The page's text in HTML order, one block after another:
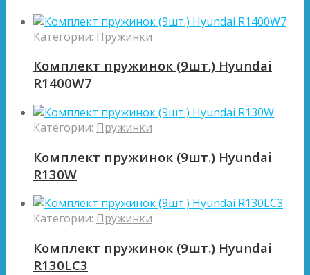
Категории: Пружинки
Комплект пружинок (9шт.) Hyundai
R1400W7
Категории: Пружинки
Комплект пружинок (9шт.) Hyundai
R130W
Категории: Пружинки
Комплект пружинок (9шт.) Hyundai
R130LC3